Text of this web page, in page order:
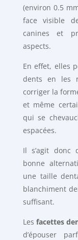
(environ 0.5
face visible
canines et
aspects.
En effet, elles
dents en les
corriger la
et même
qui se
espacées.
Il s’agit donc
bonne
une taille
blanchiment
suffisant.
Les facettes
d’épouser